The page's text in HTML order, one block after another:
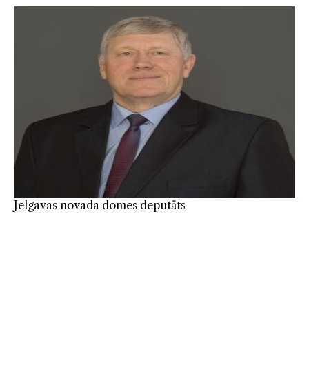
Jelgavas novada domes deputāts